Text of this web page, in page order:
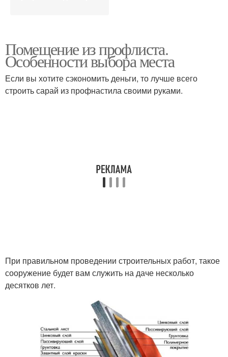
Помещение из профлиста.
Особенности выбора места
Если вы хотите сэкономить деньги, то лучше всего
строить сарай из профнастила своими руками.
При правильном проведении строительных работ, такое
сооружение будет вам служить на даче несколько
десятков лет.